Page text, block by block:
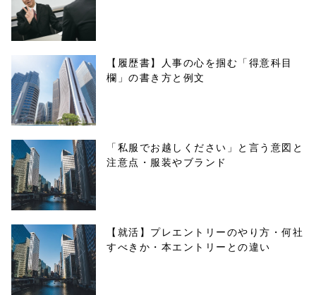
【履歴書】人事の心を掴む「得意科目
欄」の書き方と例文
「私服でお越しください」と言う意図と
注意点・服装やブランド
【就活】プレエントリーのやり方・何社
すべきか・本エントリーとの違い